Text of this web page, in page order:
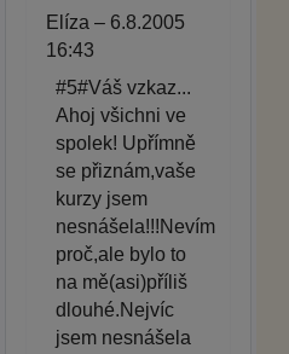
Elíza – 6.8.2005
16:43
#5#Váš vzkaz...
Ahoj všichni ve
spolek! Upřímně
se přiznám,vaše
kurzy jsem
nesnášela!!!Nevím
proč,ale bylo to
na mě(asi)příliš
dlouhé.Nejvíc
jsem nesnášela